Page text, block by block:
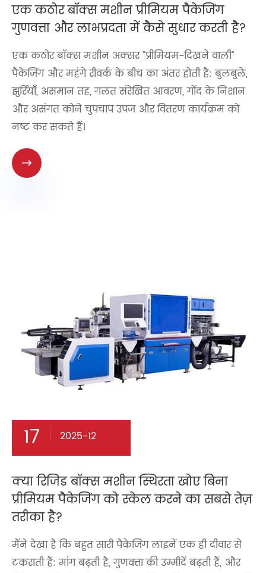
एक कठोर बॉक्स मशीन प्रीमियम पैकेजिंग
गुणवत्ता और लाभप्रदता में कैसे सुधार करती है?
एक कठोर बॉक्स मशीन अक्सर "प्रीमियम-दिखने वाली"
पैकेजिंग और महंगे रीवर्क के बीच का अंतर होती है: बुलबुले,
झुर्रियाँ, असमान तह, गलत संरेखित आवरण, गोंद के निशान
और असंगत कोने चुपचाप उपज और वितरण कार्यक्रम को
नष्ट कर सकते हैं।

17 2025-12
क्या रिजिड बॉक्स मशीन स्थिरता खोए बिना
प्रीमियम पैकेजिंग को स्केल करने का सबसे तेज़
तरीका है?
मैंने देखा है कि बहुत सारी पैकेजिंग लाइनें एक ही दीवार से
टकराती हैं: मांग बढ़ती है, गुणवत्ता की उम्मीदें बढ़ती हैं, और